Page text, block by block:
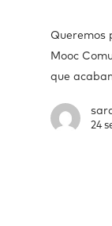
Queremos
Mooc
que
24